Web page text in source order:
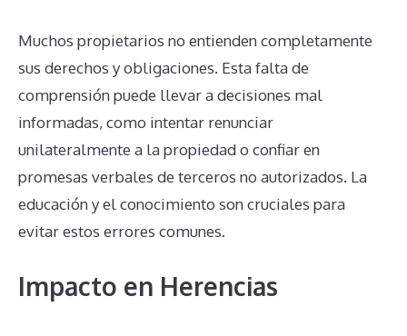
Muchos propietarios no entienden completamente
sus derechos y obligaciones. Esta falta de
comprensión puede llevar a decisiones mal
informadas, como intentar renunciar
unilateralmente a la propiedad o confiar en
promesas verbales de terceros no autorizados. La
educación y el conocimiento son cruciales para
evitar estos errores comunes.
Impacto en Herencias